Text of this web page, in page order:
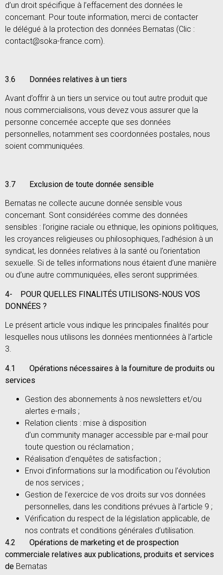
d’un droit spécifique à l’effacement des données le
concernant. Pour toute information, merci de contacter
le délégué à la protection des données Bernatas (Clic :
contact@soka-france.com).
3.6 Données relatives à un tiers
Avant d’offrir à un tiers un service ou tout autre produit que
nous commercialisons, vous devez vous assurer que la
personne concernée accepte que ses données
personnelles, notamment ses coordonnées postales, nous
soient communiquées.
3.7 Exclusion de toute donnée sensible
Bernatas ne collecte aucune donnée sensible vous
concernant. Sont considérées comme des données
sensibles : l’origine raciale ou ethnique, les opinions politiques,
les croyances religieuses ou philosophiques, l’adhésion à un
syndicat, les données relatives à la santé ou l’orientation
sexuelle. Si de telles informations nous étaient d’une manière
ou d’une autre communiquées, elles seront supprimées.
4-
POUR QUELLES FINALITÉS UTILISONS-NOUS VOS
DONNÉES ?
Le présent article vous indique les principales finalités pour
lesquelles nous utilisons les données mentionnées à l’article
3.
4.1 Opérations nécessaires à la fourniture de produits ou
services
Gestion des abonnements à nos newsletters et/ou
alertes e-mails ;
Relation clients : mise à disposition
d’un community manager accessible par e-mail pour
toute question ou réclamation ;
Réalisation d’enquêtes de satisfaction ;
Envoi d’informations sur la modification ou l’évolution
de nos services ;
Gestion de l’exercice de vos droits sur vos données
personnelles, dans les conditions prévues à l’article 9 ;
Vérification du respect de la législation applicable, de
nos contrats et conditions générales d’utilisation.
4.2 Opérations de marketing et de prospection
commerciale relatives aux publications, produits et services
de Bernatas